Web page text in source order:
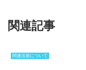
関連記事
関連法規について